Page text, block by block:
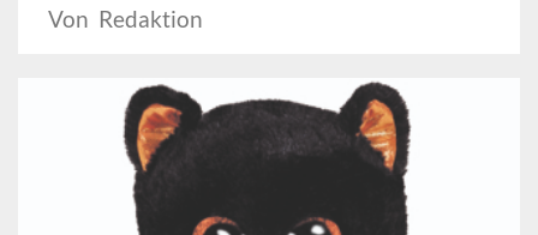
Von Redaktion